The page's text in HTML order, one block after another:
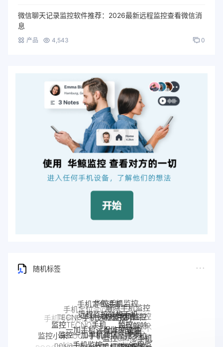
微信聊天记录监控软件推荐：2026最新远程监控查看微信消
息
产品 4,543 0
随机标签
解除手机监控
监听
手机被监控
如何解除
手机是不
是被监控
了
手机被别人
监控小米POCO手机
监控TECNO手机
TECNO手机远程监控
远程监控联想手机
联想手机监控
监控moto
手机
摩托罗拉
moto远程监
监控真我
nokia手机监控
监控一加手机微信
一加手机远程监控软件
一加手机监控
监控OPPO手机
软件
OPPO手机
google谷歌手机监控
Pixel监控APP
Pixel手机监控软件
google手机监